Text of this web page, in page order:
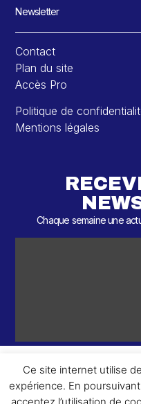
Newsletter
Contact
Plan du site
Accès Pro
Politique de
Mentions légales
Chaque semaine une
© 2026 – 2 ème
Ce site internet utilise
expérience. En